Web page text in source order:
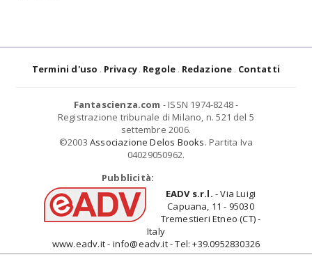
Termini d'uso Privacy Regole Redazione Contatti
Fantascienza.com - ISSN 1974-8248 -
Registrazione tribunale di Milano, n. 521 del 5
settembre 2006.
©2003 Associazione Delos Books. Partita Iva
04029050962.
Pubblicità:
EADV s.r.l. - Via Luigi
Capuana, 11 - 95030
Tremestieri Etneo (CT) -
Italy
www.eadv.it - info@eadv.it - Tel: +39.0952830326